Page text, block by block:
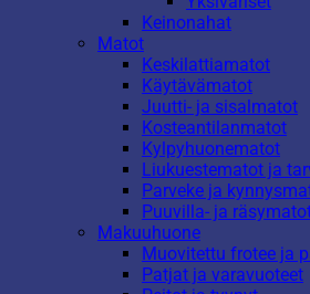
Keinonahat
Matot
Keskilattiamatot
Käytävämatot
Juutti- ja sisalmatot
Kosteantilanmatot
Kylpyhuonematot
Liukuestematot ja
Parveke ja
Puuvilla- ja
Makuuhuone
Muovitettu frotee ja
Patjat ja varavuoteet